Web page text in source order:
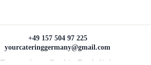
+49 157 504 97 225
yourcateringgermany@gmail.com
Cookie Rechtlinie